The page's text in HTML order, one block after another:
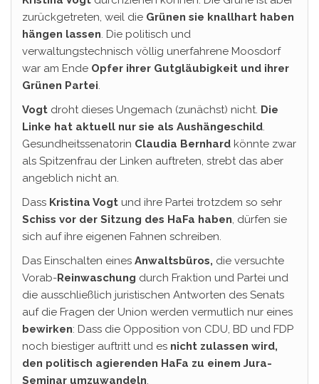
zurückgetreten, weil die Grünen sie knallhart haben
hängen lassen. Die politisch und
verwaltungstechnisch völlig unerfahrene Moosdorf
war am Ende Opfer ihrer Gutgläubigkeit und ihrer
Grünen Partei.
Vogt droht dieses Ungemach (zunächst) nicht. Die
Linke hat aktuell nur sie als Aushängeschild.
Gesundheitssenatorin Claudia Bernhard könnte zwar
als Spitzenfrau der Linken auftreten, strebt das aber
angeblich nicht an.
Dass Kristina Vogt und ihre Partei trotzdem so sehr
Schiss vor der Sitzung des HaFa haben, dürfen sie
sich auf ihre eigenen Fahnen schreiben.
Das Einschalten eines Anwaltsbüros, die versuchte
Vorab-Reinwaschung durch Fraktion und Partei und
die ausschließlich juristischen Antworten des Senats
auf die Fragen der Union werden vermutlich nur eines
bewirken: Dass die Opposition von CDU, BD und FDP
noch biestiger auftritt und es nicht zulassen wird,
den politisch agierenden HaFa zu einem Jura-
Seminar umzuwandeln.